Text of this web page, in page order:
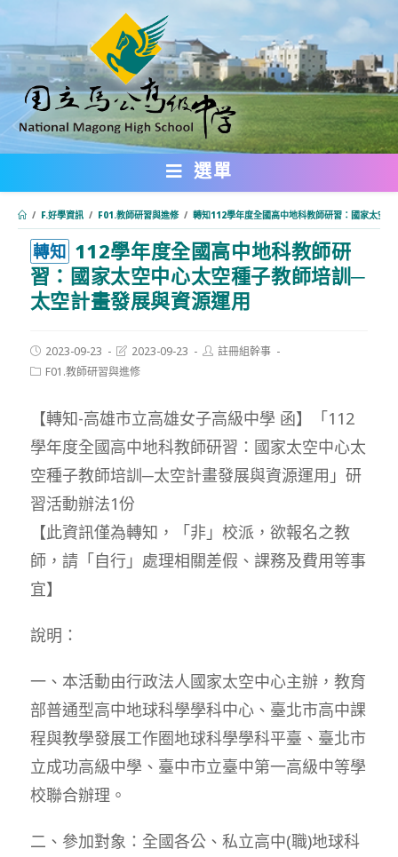
轉
主
要
內
選單
/ F.好學資訊 / F01.教師研習與進修 / 轉知112學年度全國高中地科教師研習：國家太空
轉知 112學年度全國高中地科教師研
習：國家太空中心太空種子教師培訓─
太空計畫發展與資源運用
Post
published:
2023-09-23
Post
last
modified:
2023-09-23
Post註冊組幹事
PostF01.教師研習與進修
【轉知-高雄市立高雄女子高級中學 函】「112
學年度全國高中地科教師研習：國家太空中心太
空種子教師培訓─太空計畫發展與資源運用」研
習活動辦法1份
【此資訊僅為轉知，「非」校派，欲報名之教
師，請「自行」處理相關差假、課務及費用等事
宜】
說明：
一、本活動由行政法人國家太空中心主辦，教育
部普通型高中地球科學學科中心、臺北市高中課
程與教學發展工作圈地球科學學科平臺、臺北市
立成功高級中學、臺中市立臺中第一高級中等學
校聯合辦理。
二、參加對象：全國各公、私立高中(職)地球科